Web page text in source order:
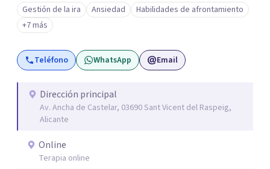
formación de psicólogos de máster y psicólogos
colegiados. Están en continuo crecimiento. Actualmente
tiene sede en Madrid y Alicante.
Gestión de la ira Ansiedad
Habilidades de afrontamiento
+7 más
Teléfono WhatsApp Email
Dirección principal
Av. Ancha de Castelar, 03690 Sant Vicent del Raspeig,
Alicante
Online
Terapia online